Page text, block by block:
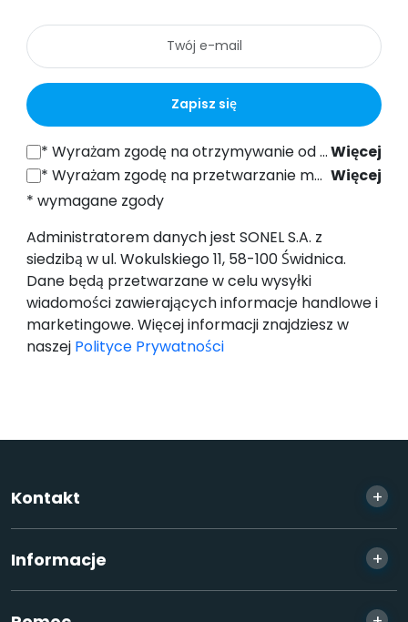
Zapisz się
*Wyrażam zgodę na otrzymywanie od SONEL S.A. z siedzibą w ul. Wokulskiego 11, 58-100 Świdnica informacji handlowych drogą elektroniczną (na podany adres e-mail) w celach marketingowych, zgodnie z art. 398 ustawy z dnia 12 lipca 2024 r. Prawo Komunikacji Elektronicznej. Więcej
*Wyrażam zgodę na przetwarzanie moich danych osobowych (adres e-mail) przez SONEL S.A. z siedzibą w ul. Wokulskiego 11, 58-100 Świdnica, w celu wysyłki newslettera zawierającego informacje handlowe i marketingowe, zgodnie z art. 6 ust. 1 lit. a) Ogólnego Rozporządzenia o Ochronie Danych (RODO).
Więcej
* wymagane zgody
Administratorem danych jest SONEL S.A. z
siedzibą w ul. Wokulskiego 11, 58-100 Świdnica.
Dane będą przetwarzane w celu wysyłki
wiadomości zawierających informacje handlowe i
marketingowe. Więcej informacji znajdziesz w
naszej Polityce Prywatności
Kontakt +
Informacje +